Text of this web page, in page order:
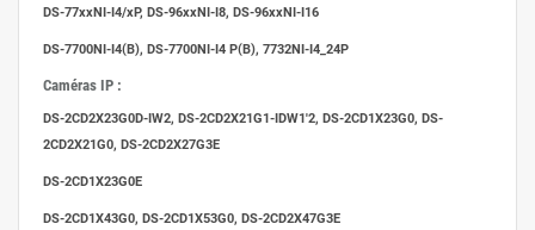
DS-77xxNI-I4/xP, DS-96xxNI-I8, DS-96xxNI-I16
DS-7700NI-I4(B), DS-7700NI-I4 P(B), 7732NI-I4_24P
Caméras IP :
DS-2CD2X23G0D-IW2, DS-2CD2X21G1-IDW1'2, DS-2CD1X23G0, DS-
2CD2X21G0, DS-2CD2X27G3E
DS-2CD1X23G0E
DS-2CD1X43G0, DS-2CD1X53G0, DS-2CD2X47G3E